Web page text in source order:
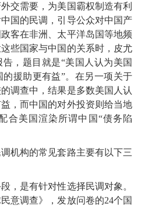
交需要，为美国霸权制造有利
国的民调，引导公众对中国产
客在非洲、太平洋岛国等地频
些国家与中国的关系时，皮尤
，题目就是“美国人认为美国
援助更有益”。在另一项关于
调查中，结果是多数美国人认
，而中国的对外投资则给当地
合美国渲染所谓中国“债务陷
构的常见套路主要有以下三
是有针对性选择民调对象。
意调查》，发放问卷的24个国